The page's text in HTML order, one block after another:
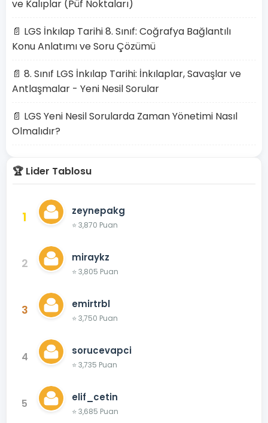
ve Kalıplar (Püf Noktaları)
📄 LGS İnkılap Tarihi 8. Sınıf: Coğrafya Bağlantılı
Konu Anlatımı ve Soru Çözümü
📄 8. Sınıf LGS İnkılap Tarihi: İnkılaplar, Savaşlar ve
Antlaşmalar - Yeni Nesil Sorular
📄 LGS Yeni Nesil Sorularda Zaman Yönetimi Nasıl
Olmalıdır?
🏆 Lider Tablosu
1 zeynepakg
⭐ 3,870 Puan
2 miraykz
⭐ 3,805 Puan
3 emirtrbl
⭐ 3,750 Puan
4 sorucevapci
⭐ 3,735 Puan
5 elif_cetin
⭐ 3,685 Puan